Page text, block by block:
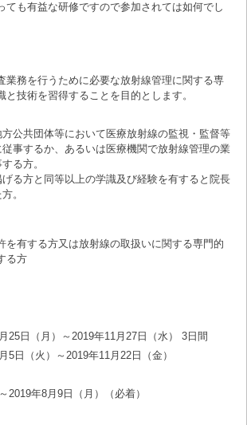
ても有益な研修ですので参加されては如何でし
業務を行うために必要な放射線管理に関する専
と技術を習得することを目的とします。
方公共団体等において医療放射線の監視・監督等
事するか、あるいは医療機関で放射線管理の業
る方。
げる方と同等以上の学識及び経験を有すると院長
。
を有する方又は放射線の取扱いに関する専門的
る方
25日（月）～2019年11月27日（水） 3日間
5日（火）～2019年11月22日（金）
2019年8月9日（月）（必着）